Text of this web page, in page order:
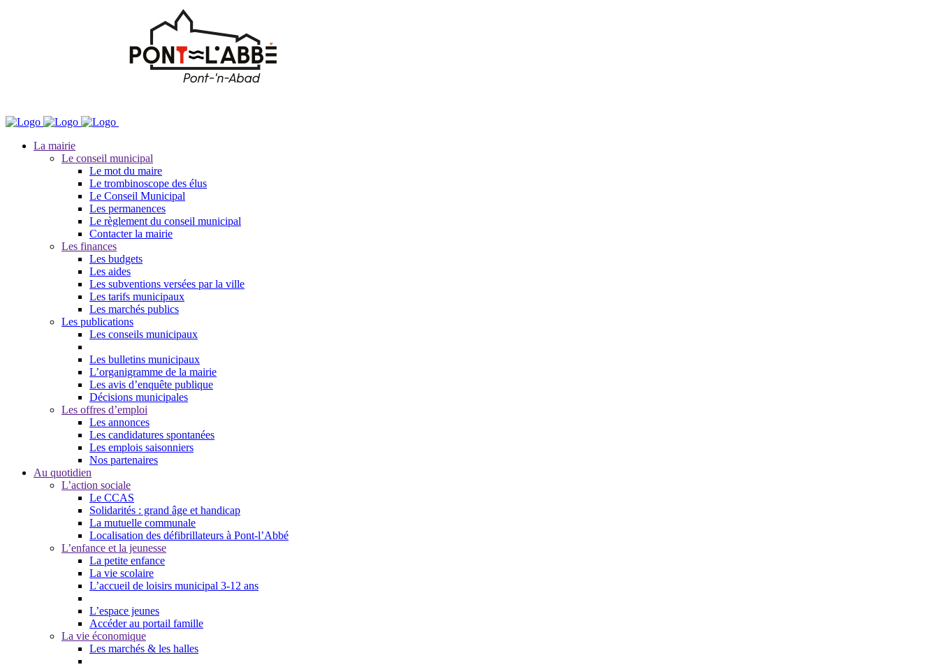
La mairie
Le conseil municipal
Le mot du maire
Le trombinoscope des élus
Le Conseil Municipal
Les permanences
Le règlement du conseil municipal
Contacter la mairie
Les finances
Les budgets
Les aides
Les subventions versées par la ville
Les tarifs municipaux
Les marchés publics
Les publications
Les conseils municipaux
Les bulletins municipaux
L’organigramme de la mairie
Les avis d’enquête publique
Décisions municipales
Les offres d’emploi
Les annonces
Les candidatures spontanées
Les emplois saisonniers
Nos partenaires
Au quotidien
L’action sociale
Le CCAS
Solidarités : grand âge et handicap
La mutuelle communale
Localisation des défibrillateurs à Pont-l’Abbé
L’enfance et la jeunesse
La petite enfance
La vie scolaire
L’accueil de loisirs municipal 3-12 ans
L’espace jeunes
Accéder au portail famille
La vie économique
Les marchés & les halles